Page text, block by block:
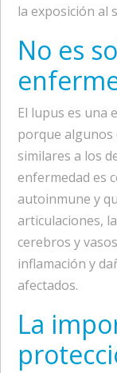
la exposición al
No es
El lupus es una
porque algunos
similares a los
enfermedad es
autoinmune y
articulaciones,
cerebros y
inflamación y
afectados.
La